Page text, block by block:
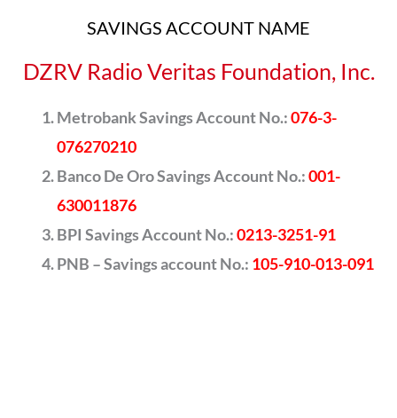
SAVINGS ACCOUNT NAME
DZRV Radio Veritas Foundation, Inc.
Metrobank Savings Account No.:076-3-
076270210
Banco De Oro Savings Account No.:001-
630011876
BPI Savings Account No.:0213-3251-91
PNB – Savings account No.: 105-910-013-091